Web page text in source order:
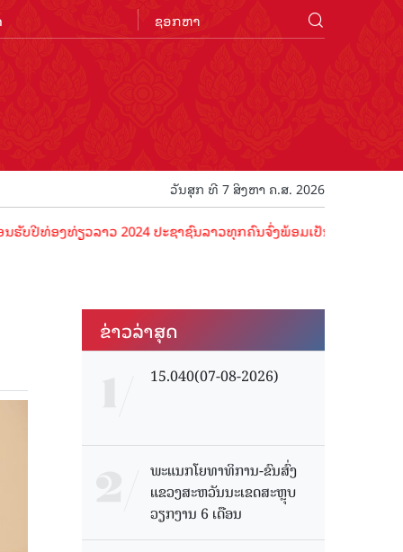
ວັນສຸກ ທີ 7 ສິງຫາ ຄ.ສ. 2026
ທ່ອງທ່ຽວລາວ 2024 ປະຊາຊົນລາວທຸກຄົນຈົ່ງພ້ອມເປັນເຈົ້າພາບທີ່ດີ ຕ້ອ
ຂ່າວ​ລ່າ​ສຸດ
15.040(07-08-2026)
ພະແນກໂຍທາທິການ-ຂົນສົ່ງ
ແຂວງສະຫວັນນະເຂດສະຫຼຸບ
ວຽກງານ 6 ເດືອນ